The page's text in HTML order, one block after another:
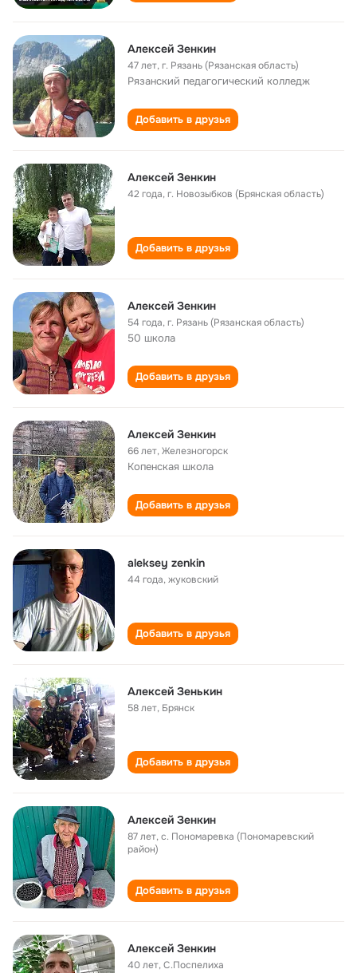
Алексей Зенкин
47 лет,г. Рязань (Рязанская область)
Рязанский педагогический колледж
Добавить в друзья
Алексей Зенкин
42 года,г. Новозыбков (Брянская область)
Добавить в друзья
Алексей Зенкин
54 года,г. Рязань (Рязанская область)
50 школа
Добавить в друзья
Алексей Зенкин
66 лет,Железногорск
Копенская школа
Добавить в друзья
aleksey zenkin
44 года,жуковский
Добавить в друзья
Алeксeй Зeнькин
58 лет, Брянск
Добавить в друзья
Алексей Зенкин
87 лет,с. Пономаревка (Пономаревский
район)
Добавить в друзья
Алексей Зенкин
40 лет,С.Поспелиха